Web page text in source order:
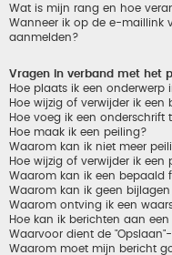
Wat is mijn rang en hoe
Wanneer ik op de e-maillink
aanmelden?
Vragen in verband met het
Hoe plaats ik een
Hoe wijzig of verwijder ik een
Hoe voeg ik een
Hoe maak ik een peiling?
Waarom kan ik niet meer
Hoe wijzig of verwijder ik een
Waarom kan ik een bepaald
Waarom kan ik geen
Waarom ontving ik een
Hoe kan ik berichten aan
Waarvoor dient de
Waarom moet mijn bericht